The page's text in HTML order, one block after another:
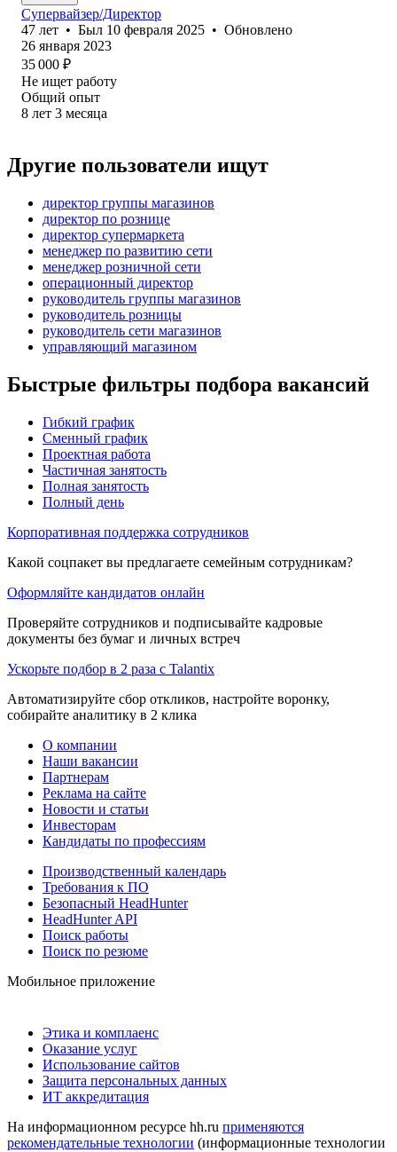
Супервайзер/Директор
47 лет • Был 10 февраля 2025 • Обновлено
26 января 2023
35 000 ₽
Не ищет работу
Общий опыт
8 лет 3 месяца
Другие пользователи ищут
директор группы магазинов
директор по рознице
директор супермаркета
менеджер по развитию сети
менеджер розничной сети
операционный директор
руководитель группы магазинов
руководитель розницы
руководитель сети магазинов
управляющий магазином
Быстрые фильтры подбора вакансий
Гибкий график
Сменный график
Проектная работа
Частичная занятость
Полная занятость
Полный день
Корпоративная поддержка сотрудников
Какой соцпакет вы предлагаете семейным сотрудникам?
Оформляйте кандидатов онлайн
Проверяйте сотрудников и подписывайте кадровые
документы без бумаг и личных встреч
Ускорьте подбор в 2 раза с Talantix
Автоматизируйте сбор откликов, настройте воронку,
собирайте аналитику в 2 клика
О компании
Наши вакансии
Партнерам
Реклама на сайте
Новости и статьи
Инвесторам
Кандидаты по профессиям
Производственный календарь
Требования к ПО
Безопасный HeadHunter
HeadHunter API
Поиск работы
Поиск по резюме
Мобильное приложение
Этика и комплаенс
Оказание услуг
Использование сайтов
Защита персональных данных
ИТ аккредитация
На информационном ресурсе hh.ru применяются
рекомендательные технологии (информационные технологии